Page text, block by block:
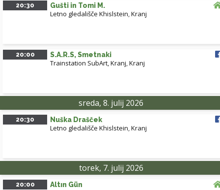
20:30 Gušti in Tomi M.
Letno gledališče Khislstein,Kranj
20:00 S.A.R.S, Smetnaki
Trainstation SubArt, Kranj,Kranj
sreda, 8. julij 2026
20:30 Nuška Drašček
Letno gledališče Khislstein,Kranj
torek, 7. julij 2026
20:00 Altın Gün